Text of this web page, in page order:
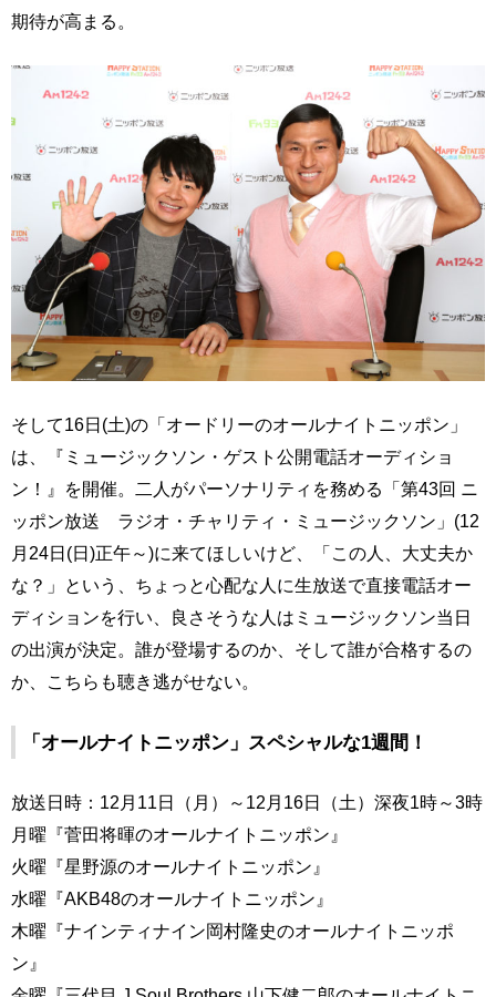
期待が高まる。
そして16日(土)の「オードリーのオールナイトニッポン」
は、『ミュージックソン・ゲスト公開電話オーディショ
ン！』を開催。二人がパーソナリティを務める「第43回 ニ
ッポン放送 ラジオ・チャリティ・ミュージックソン」(12
月24日(日)正午～)に来てほしいけど、「この人、大丈夫か
な？」という、ちょっと心配な人に生放送で直接電話オー
ディションを行い、良さそうな人はミュージックソン当日
の出演が決定。誰が登場するのか、そして誰が合格するの
か、こちらも聴き逃がせない。
「オールナイトニッポン」スペシャルな1週間！
放送日時：12月11日（月）～12月16日（土）深夜1時～3時
月曜『菅田将暉のオールナイトニッポン』
火曜『星野源のオールナイトニッポン』
水曜『AKB48のオールナイトニッポン』
木曜『ナインティナイン岡村隆史のオールナイトニッポ
ン』